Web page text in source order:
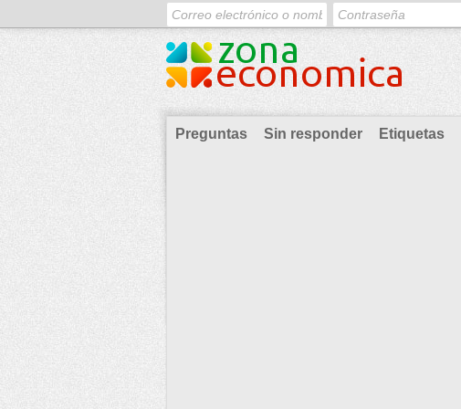
Preguntas Sin responder Etiquetas